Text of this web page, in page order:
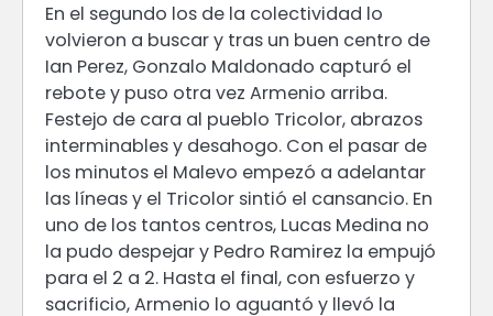
En el segundo los de la colectividad lo
volvieron a buscar y tras un buen centro de
Ian Perez, Gonzalo Maldonado capturó el
rebote y puso otra vez Armenio arriba.
Festejo de cara al pueblo Tricolor, abrazos
interminables y desahogo. Con el pasar de
los minutos el Malevo empezó a adelantar
las líneas y el Tricolor sintió el cansancio. En
uno de los tantos centros, Lucas Medina no
la pudo despejar y Pedro Ramirez la empujó
para el 2 a 2. Hasta el final, con esfuerzo y
sacrificio, Armenio lo aguantó y llevó la